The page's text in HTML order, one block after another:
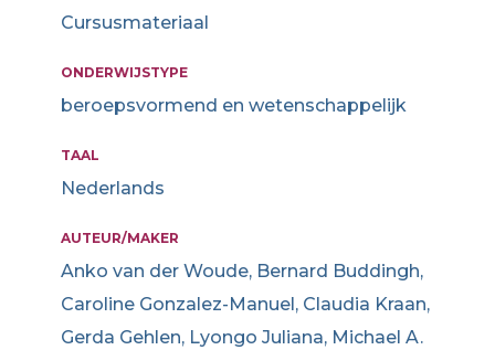
Cursusmateriaal
ONDERWIJSTYPE
beroepsvormend en wetenschappelijk
TAAL
Nederlands
AUTEUR/MAKER
Anko van der Woude, Bernard Buddingh,
Caroline Gonzalez-Manuel, Claudia Kraan,
Gerda Gehlen, Lyongo Juliana, Michael A.